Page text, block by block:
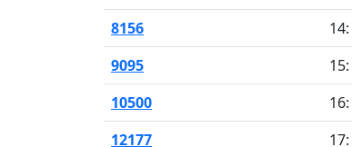
8156
14:
9095
15:
10500
16:
12177
17: